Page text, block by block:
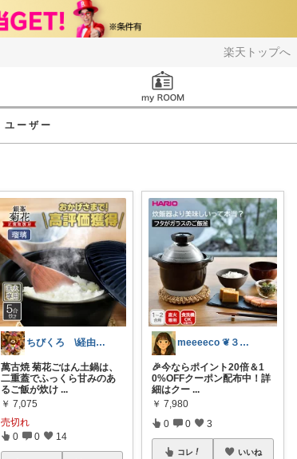
楽天トップへ
ユーザー
ちびくろ \経由購入ありがとうござます/
萬古焼 菊花ごはん土鍋は、
二重蓋でふっくら甘みのあ
るご飯が炊け ...
￥ 7,075
売切れ
0 0 14
meeeeco ❦３児ママ ❦
🎉今ならポイント20倍＆1
0%OFFクーポン配布中！詳
細はクー ...
￥ 7,980
0 0 3
コレ いいね